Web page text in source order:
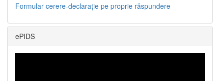
Formular cerere-declarație pe proprie răspundere
ePIDS